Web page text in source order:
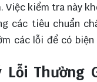
Việc kiểm tra này
các tiêu chuẩn
các lỗi để có
Lỗi Thường